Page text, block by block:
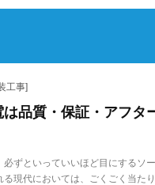
工事]
品質・保証・アフタ
ずといっていいほど目にするソ
る現代においては、ごくごく当た